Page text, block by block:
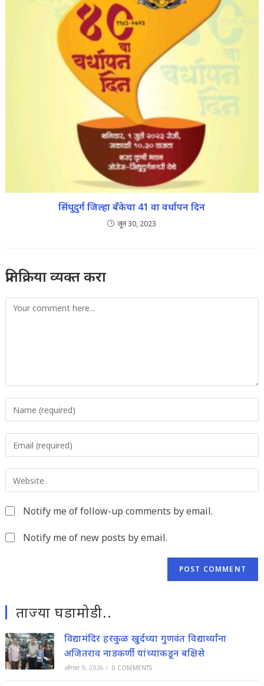
सिंधुदुर्ग जिल्हा बँकेचा 41 वा वर्धापन दिन
जून 30, 2023
प्रतिक्रिया व्यक्त करा
Comment
your
username
to
comment
your
address
to
comment
your
URL
Notify me of follow-up comments by email.
Notify me of new posts by email.
ताज्या घडामोडी..
विद्यामंदिर हरकुळ खुर्दच्या गुणवंत विद्यार्थ्यांना
अजितराव नाडकर्णी यांच्याकडून बक्षिसे
ऑगस्ट 9, 2026 / 0 COMMENTS